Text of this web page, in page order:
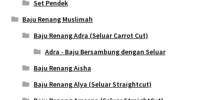
Set Pendek
Baju Renang Muslimah
Baju Renang Adra (Seluar Carrot Cut)
Adra - Baju Bersambung dengan Seluar
Baju Renang Aisha
Baju Renang Alya (Seluar Straightcut)